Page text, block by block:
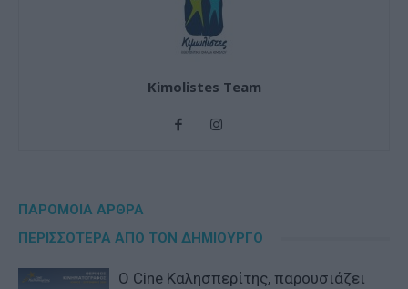
Kimolistes Team
ΠΑΡΟΜΟΙΑ ΑΡΘΡΑ
ΠΕΡΙΣΣΟΤΕΡΑ ΑΠΟ ΤΟΝ ΔΗΜΙΟΥΡΓΟ
Ο Cine Καλησπερίτης, παρουσιάζει